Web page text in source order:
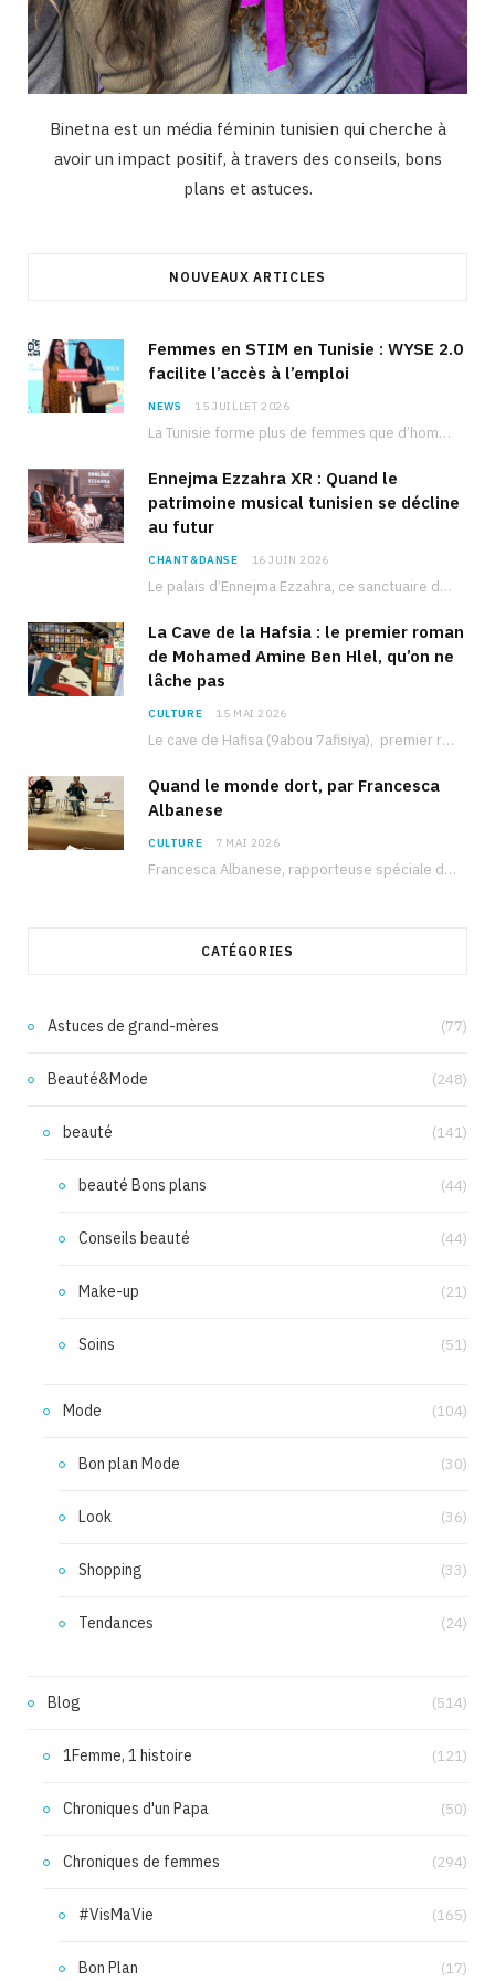
Binetna est un média féminin tunisien qui cherche à
avoir un impact positif, à travers des conseils, bons
plans et astuces.
NOUVEAUX ARTICLES
Femmes en STIM en Tunisie : WYSE 2.0
facilite l’accès à l’emploi
NEWS 15 JUILLET 2026
La Tunisie forme plus de femmes que d’hommes dans les filières scientifiques. Pourtant, pour beaucoup…
Ennejma Ezzahra XR : Quand le
patrimoine musical tunisien se décline
au futur
CHANT&DANSE 16 JUIN 2026
Le palais d’Ennejma Ezzahra, ce sanctuaire de la musique tunisienne et méditerranéenne construit par le…
La Cave de la Hafsia : le premier roman
de Mohamed Amine Ben Hlel, qu’on ne
lâche pas
CULTURE 15 MAI 2026
Le cave de Hafisa (9abou 7afisiya), premier roman du journaliste tunisien Mohamed Amine Ben Hlel,…
Quand le monde dort, par Francesca
Albanese
CULTURE 7 MAI 2026
Francesca Albanese, rapporteuse spéciale de l’ONU sur les territoires palestiniens occupés, était à Tunis pour…
CATÉGORIES
Astuces de grand-mères (77)
Beauté&Mode (248)
beauté (141)
beauté Bons plans (44)
Conseils beauté (44)
Make-up (21)
Soins (51)
Mode (104)
Bon plan Mode (30)
Look (36)
Shopping (33)
Tendances (24)
Blog (514)
1Femme, 1 histoire (121)
Chroniques d'un Papa (50)
Chroniques de femmes (294)
#VisMaVie (165)
Bon Plan (17)